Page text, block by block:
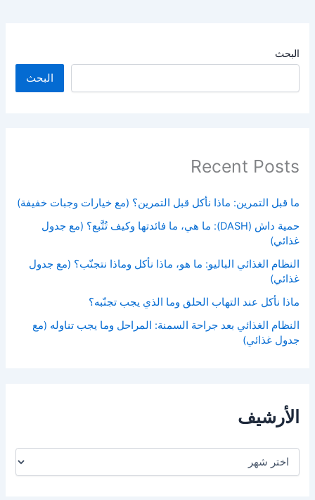
البحث
البحث
Recent Posts
ما قبل التمرين: ماذا نأكل قبل التمرين؟ (مع خيارات وجبات خفيفة)
حمية داش (DASH): ما هي، ما فائدتها وكيف تُتَّبع؟ (مع جدول
غذائي)
النظام الغذائي الباليو: ما هو، ماذا نأكل وماذا نتجنّب؟ (مع جدول
غذائي)
ماذا نأكل عند التهاب الحلق وما الذي يجب تجنّبه؟
النظام الغذائي بعد جراحة السمنة: المراحل وما يجب تناوله (مع
جدول غذائي)
الأرشيف